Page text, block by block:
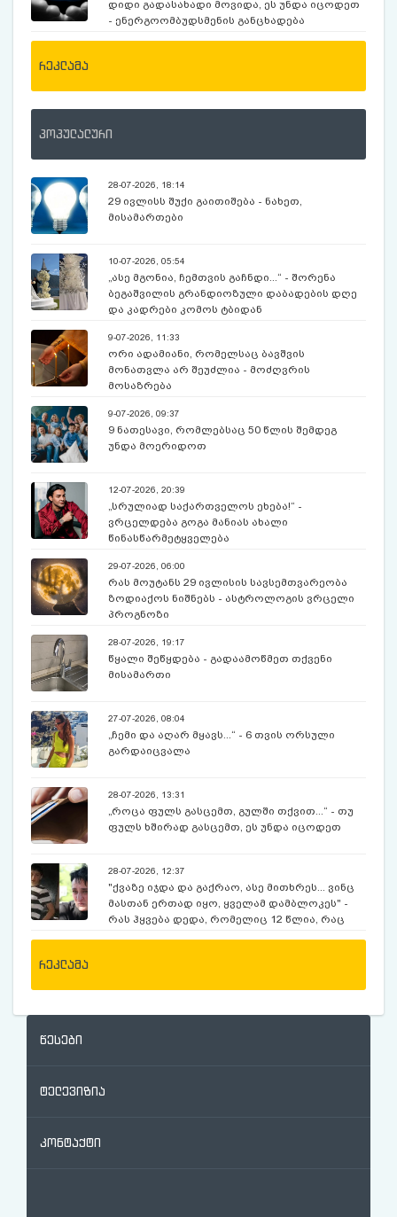
დიდი გადასახადი მოვიდა, ეს უნდა იცოდეთ
- ენერგოომბუდსმენის განცხადება
რეკლამა
პოპულალური
28-07-2026, 18:14
29 ივლისს შუქი გაითიშება - ნახეთ,
მისამართები
10-07-2026, 05:54
„ასე მგონია, ჩემთვის გაჩნდი...“ - შორენა
ბეგაშვილის გრანდიოზული დაბადების დღე
და კადრები კომოს ტბიდან
9-07-2026, 11:33
ორი ადამიანი, რომელსაც ბავშვის
მონათვლა არ შეუძლია - მოძღვრის
მოსაზრება
9-07-2026, 09:37
9 ნათესავი, რომლებსაც 50 წლის შემდეგ
უნდა მოერიდოთ
12-07-2026, 20:39
„სრულიად საქართველოს ეხება!“ -
ვრცელდება გოგა მანიას ახალი
წინასწარმეტყველება
29-07-2026, 06:00
რას მოუტანს 29 ივლისის სავსემთვარეობა
ზოდიაქოს ნიშნებს - ასტროლოგის ვრცელი
პროგნოზი
28-07-2026, 19:17
წყალი შეწყდება - გადაამოწმეთ თქვენი
მისამართი
27-07-2026, 08:04
„ჩემი და აღარ მყავს...“ - 6 თვის ორსული
გარდაიცვალა
28-07-2026, 13:31
„როცა ფულს გასცემთ, გულში თქვით...“ - თუ
ფულს ხშირად გასცემთ, ეს უნდა იცოდეთ
28-07-2026, 12:37
"ქვაზე იჯდა და გაქრაო, ასე მითხრეს... ვინც
მასთან ერთად იყო, ყველამ დამბლოკეს" -
რას ჰყვება დედა, რომელიც 12 წლია, რაც
რეკლამა
წესები
ტელევიზია
კონტაქტი